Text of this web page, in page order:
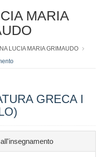
MARIA
LUCIA MARIA GRIMAUDO
GRECA I